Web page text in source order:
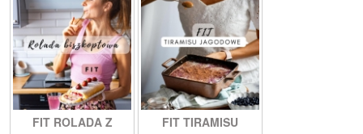
FIT ROLADA Z
FIT TIRAMISU